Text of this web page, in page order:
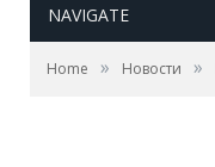
NAVIGATE
Home » Новости »